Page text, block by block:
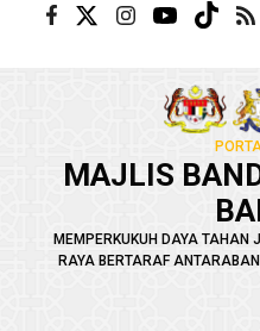
Langkau ke kandungan utama
MAJLIS
MEMPERKUKUH DAYA TAHAN
RAYA BERTARAF